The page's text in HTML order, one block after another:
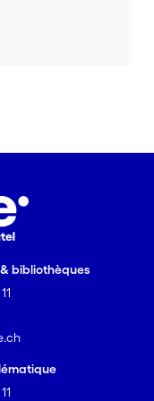
avantages,
détacher la
encore
de son
de cet
sont
entre
dans les
Il en ressort
bibliothèques